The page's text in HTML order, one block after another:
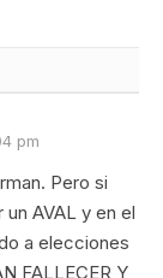
pm
Pero si
un AVAL y en el
a elecciones
FALLECER Y